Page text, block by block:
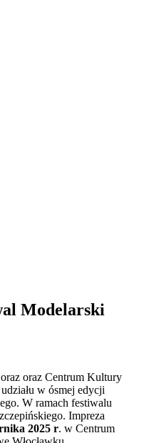
Modelarski
oraz Centrum Kultury
w ósmej edycji
W ramach festiwalu
Impreza
2025 r. w Centrum